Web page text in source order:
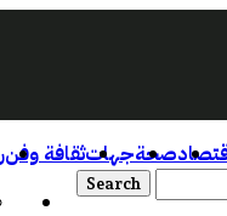
صحةجهاتثقافة وفن